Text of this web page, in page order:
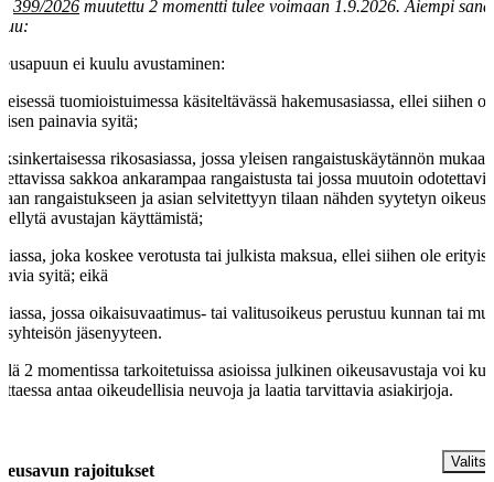
399/2026 muutettu 2 momentti tulee voimaan 1.9.2026. Aiempi
ei kuulu avustaminen:
tuomioistuimessa käsiteltävässä hakemusasiassa, ellei siihen
painavia syitä;
rikosasiassa, jossa yleisen rangaistuskäytännön
sakkoa ankarampaa rangaistusta tai jossa muutoin
rangaistukseen ja asian selvitettyyn tilaan nähden syytetyn
avustajan käyttämistä;
joka koskee verotusta tai julkista maksua, ellei siihen ole
syitä; eikä
jossa oikaisuvaatimus- tai valitusoikeus perustuu kunnan tai
jäsenyyteen.
2 momentissa tarkoitetuissa asioissa julkinen oikeusavustaja voi
antaa oikeudellisia neuvoja ja laatia tarvittavia asiakirjoja.
rajoitukset